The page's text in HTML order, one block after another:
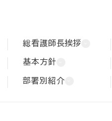
総看護師長挨拶
基本方針
部署別紹介